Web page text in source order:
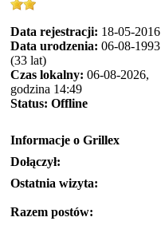
Data rejestracji: 18-05-2016
Data urodzenia: 06-08-1993
(33 lat)
Czas lokalny: 06-08-2026,
godzina 14:49
Status: Offline
Informacje o Grillex
Dołączył:
Ostatnia wizyta:
Razem postów: